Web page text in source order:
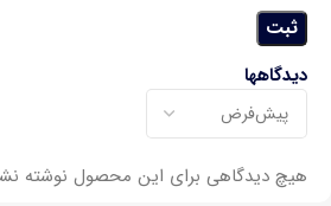
دیدگاهها
هیچ دیدگاهی برای این محصول نوشته